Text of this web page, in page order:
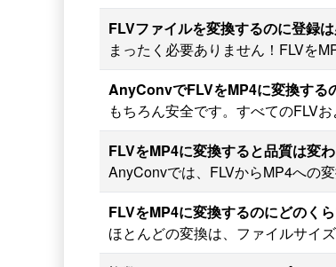
FLVファイルを変換するのに登録
まったく必要ありません！FLVを
AnyConvでFLVをMP4に変換する
もちろん安全です。すべてのFLV
FLVをMP4に変換すると品質は変
AnyConvでは、FLVからMP4への
FLVをMP4に変換するのにどのく
ほとんどの変換は、ファイルサイ